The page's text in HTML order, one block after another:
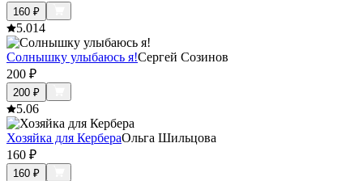
160 ₽
5.014
Солнышку улыбаюсь я!Сергей Созинов
200 ₽
200 ₽
5.06
Хозяйка для КербераОльга Шильцова
160 ₽
160 ₽